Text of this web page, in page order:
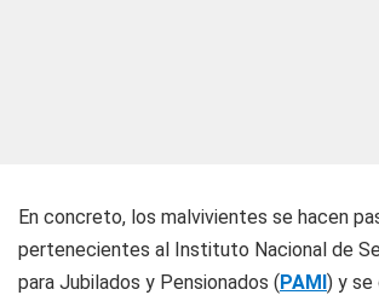
En concreto, los malvivientes se hacen
pertenecientes al Instituto Nacional de
para Jubilados y Pensionados (PAMI) y